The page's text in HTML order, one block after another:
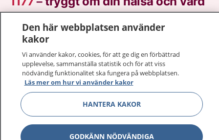
På 1177.se får du råd om hälsa och information om
sjukdomar och vilka mottagningar du kan kontakta.
vårdärenden. Ring telefonnummer 1177 för
sjukvårdsrådgivning dygnet runt.
1177 ger dig råd när du vill må bättre.
Den här webbplatsen använder
kakor
Vi använder kakor, cookies, för att ge dig en förbättrad
upplevelse, sammanställa statistik och för att viss
nödvändig funktionalitet ska fungera på webbplatsen.
Läs mer om hur vi använder kakor
HANTERA KAKOR
GODKÄNN NÖDVÄNDIGA